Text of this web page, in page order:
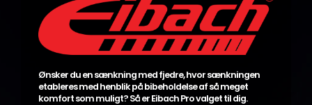
Ønsker du en sænkning med fjedre, hvor sænkningen
etableres med henblik på bibeholdelse af så meget
komfort som muligt? Så er Eibach Pro valget til dig.